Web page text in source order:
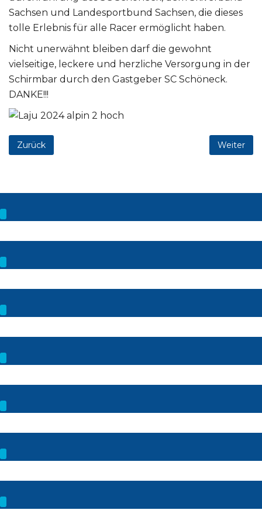
Sachsen und Landesportbund Sachsen, die dieses
tolle Erlebnis für alle Racer ermöglicht haben.
Nicht unerwähnt bleiben darf die gewohnt
vielseitige, leckere und herzliche Versorgung in der
Schirmbar durch den Gastgeber SC Schöneck.
DANKE!!!
Zurück Weiter